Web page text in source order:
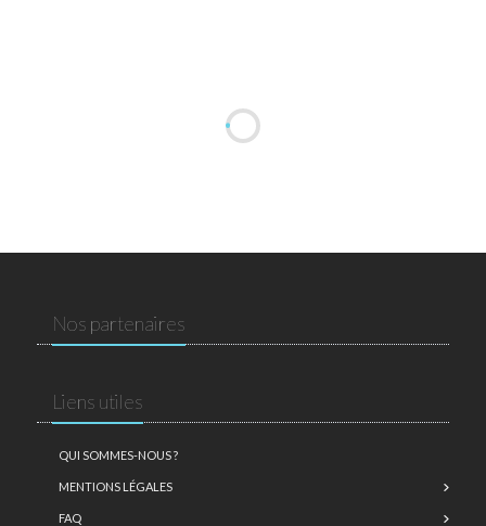
Nos partenaires
Liens utiles
QUI SOMMES-NOUS ?
MENTIONS LÉGALES
FAQ